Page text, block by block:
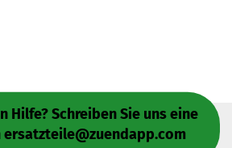
Hilfe? Schreiben Sie uns eine
ersatzteile@zuendapp.com